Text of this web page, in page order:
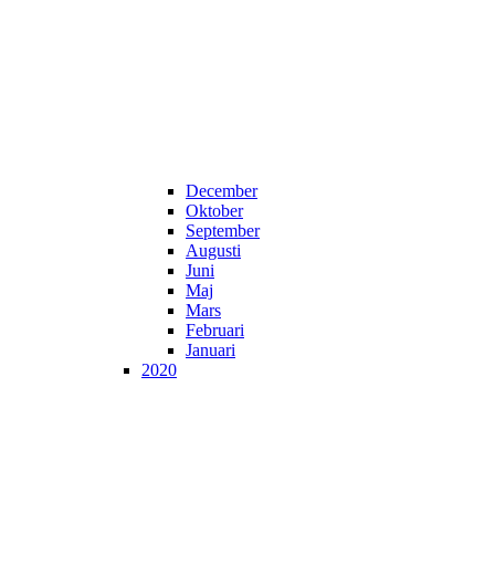
December
Oktober
September
Augusti
Juni
Maj
Mars
Februari
Januari
2020